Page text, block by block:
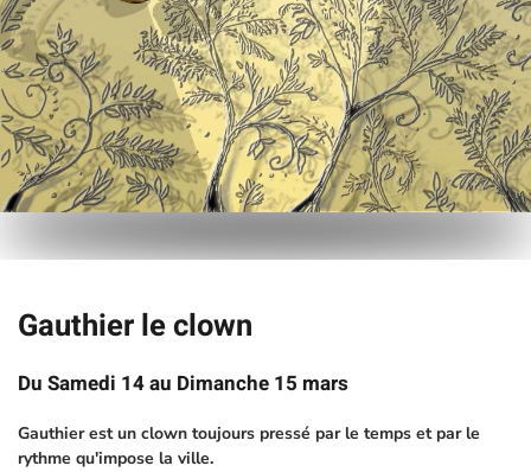
Gauthier le clown
Du Samedi 14 au Dimanche 15 mars
Gauthier est un clown toujours pressé par le temps et par le
rythme qu'impose la ville.